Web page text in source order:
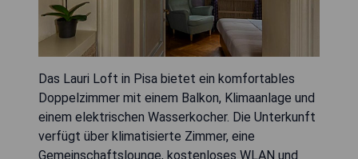
Das Lauri Loft in Pisa bietet ein komfortables
Doppelzimmer mit einem Balkon, Klimaanlage und
einem elektrischen Wasserkocher. Die Unterkunft
verfügt über klimatisierte Zimmer, eine
Gemeinschaftslounge, kostenloses WLAN und